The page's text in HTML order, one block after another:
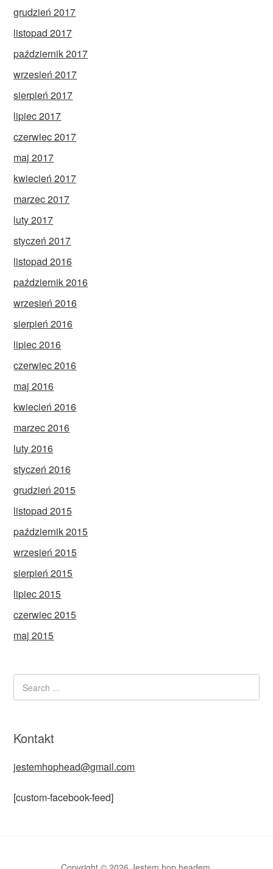
grudzień 2017
listopad 2017
październik 2017
wrzesień 2017
sierpień 2017
lipiec 2017
czerwiec 2017
maj 2017
kwiecień 2017
marzec 2017
luty 2017
styczeń 2017
listopad 2016
październik 2016
wrzesień 2016
sierpień 2016
lipiec 2016
czerwiec 2016
maj 2016
kwiecień 2016
marzec 2016
luty 2016
styczeń 2016
grudzień 2015
listopad 2015
październik 2015
wrzesień 2015
sierpień 2015
lipiec 2015
czerwiec 2015
maj 2015
Kontakt
jestemhophead@gmail.com
[custom-facebook-feed]